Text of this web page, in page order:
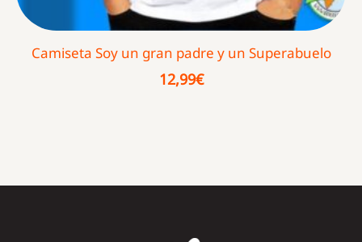
Camiseta Soy un gran padre y un Superabuelo
12,99€